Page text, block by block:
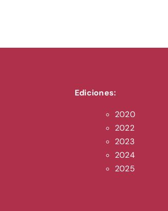
Ediciones:
2020
2022
2023
2024
2025